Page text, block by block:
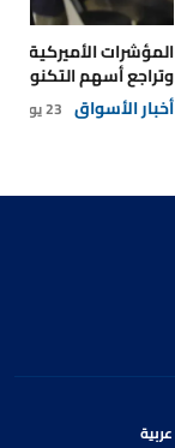
المؤشرات الأميركية
وتراجع أسهم
أخبار الأسواق 23 يوليو 2026